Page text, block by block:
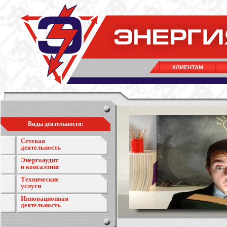
КЛИЕНТАМ
Виды деятельности:
Сетевая
деятельность
Энергоаудит
и консалтинг
Технические
услуги
Инновационная
деятельность